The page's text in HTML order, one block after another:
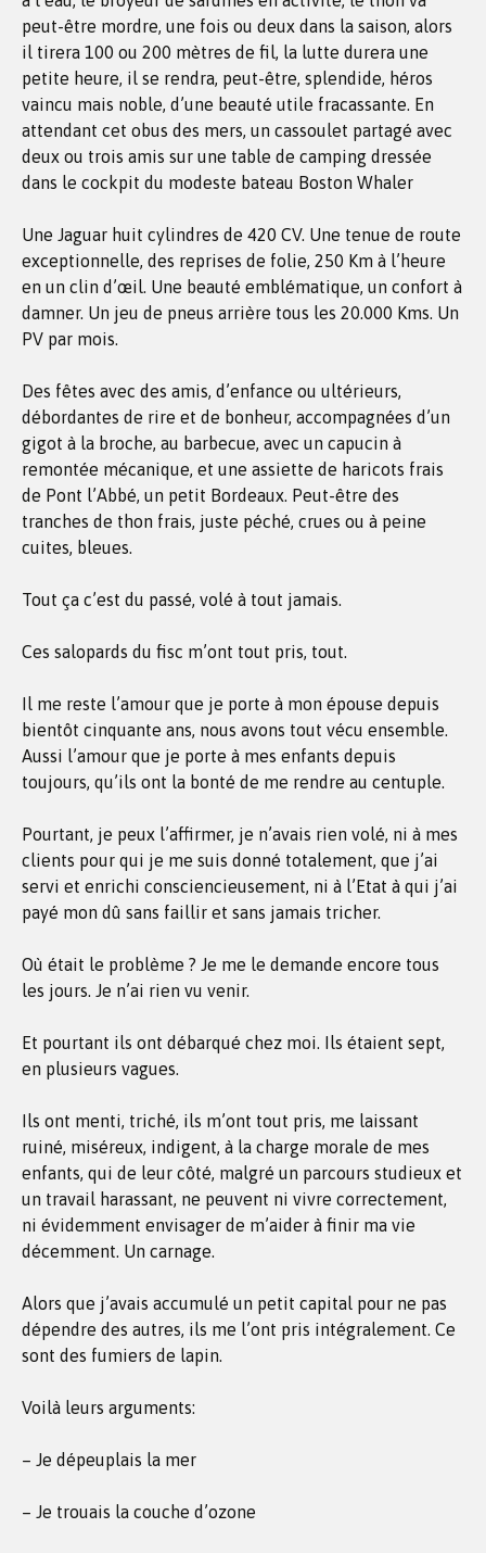
peut-être mordre, une fois ou deux dans la saison, alors
il tirera 100 ou 200 mètres de fil, la lutte durera une
petite heure, il se rendra, peut-être, splendide, héros
vaincu mais noble, d’une beauté utile fracassante. En
attendant cet obus des mers, un cassoulet partagé avec
deux ou trois amis sur une table de camping dressée
dans le cockpit du modeste bateau Boston Whaler
Une Jaguar huit cylindres de 420 CV. Une tenue de route
exceptionnelle, des reprises de folie, 250 Km à l’heure
en un clin d’œil. Une beauté emblématique, un confort à
damner. Un jeu de pneus arrière tous les 20.000 Kms. Un
PV par mois.
Des fêtes avec des amis, d’enfance ou ultérieurs,
débordantes de rire et de bonheur, accompagnées d’un
gigot à la broche, au barbecue, avec un capucin à
remontée mécanique, et une assiette de haricots frais
de Pont l’Abbé, un petit Bordeaux. Peut-être des
tranches de thon frais, juste péché, crues ou à peine
cuites, bleues.
Tout ça c’est du passé, volé à tout jamais.
Ces salopards du fisc m’ont tout pris, tout.
Il me reste l’amour que je porte à mon épouse depuis
bientôt cinquante ans, nous avons tout vécu ensemble.
Aussi l’amour que je porte à mes enfants depuis
toujours, qu’ils ont la bonté de me rendre au centuple.
Pourtant, je peux l’affirmer, je n’avais rien volé, ni à mes
clients pour qui je me suis donné totalement, que j’ai
servi et enrichi consciencieusement, ni à l’Etat à qui j’ai
payé mon dû sans faillir et sans jamais tricher.
Où était le problème ? Je me le demande encore tous
les jours. Je n’ai rien vu venir.
Et pourtant ils ont débarqué chez moi. Ils étaient sept,
en plusieurs vagues.
Ils ont menti, triché, ils m’ont tout pris, me laissant
ruiné, miséreux, indigent, à la charge morale de mes
enfants, qui de leur côté, malgré un parcours studieux et
un travail harassant, ne peuvent ni vivre correctement,
ni évidemment envisager de m’aider à finir ma vie
décemment. Un carnage.
Alors que j’avais accumulé un petit capital pour ne pas
dépendre des autres, ils me l’ont pris intégralement. Ce
sont des fumiers de lapin.
Voilà leurs arguments:
– Je dépeuplais la mer
– Je trouais la couche d’ozone